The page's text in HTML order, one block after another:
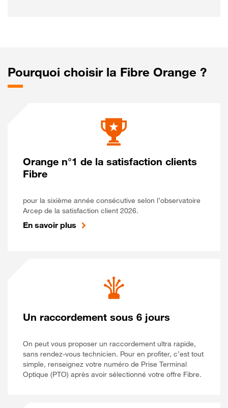
Pourquoi choisir la Fibre Orange ?
Orange n°1 de la satisfaction clients
Fibre
pour la sixième année consécutive selon l’observatoire
Arcep de la satisfaction client 2026.
En savoir plus
Un raccordement sous 6 jours
On peut vous proposer un raccordement ultra rapide,
sans rendez-vous technicien. Pour en profiter, c’est tout
simple, renseignez votre numéro de Prise Terminal
Optique (PTO) après avoir sélectionné votre offre Fibre.